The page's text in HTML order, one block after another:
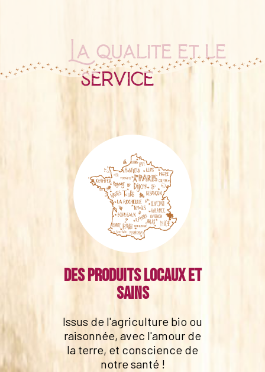
La qualité et le
service
Des produits locaux et
sains
Issus de l'agriculture bio ou
raisonnée, avec l'amour de
la terre, et conscience de
notre santé !